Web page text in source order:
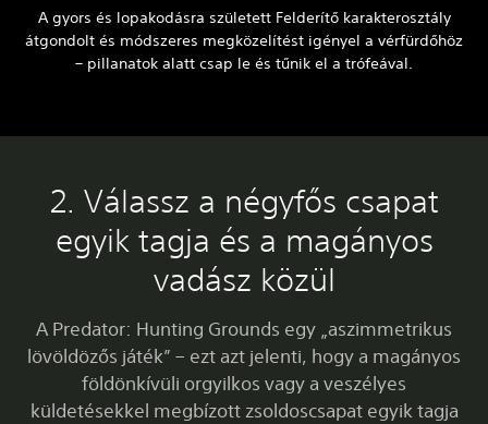
A gyors és lopakodásra született Felderítő karakterosztály
átgondolt és módszeres megközelítést igényel a vérfürdőhöz
– pillanatok alatt csap le és tűnik el a trófeával.
2. Válassz a négyfős csapat
egyik tagja és a magányos
vadász közül
A Predator: Hunting Grounds egy „aszimmetrikus
lövöldözős játék” – ezt azt jelenti, hogy a magányos
földönkívüli orgyilkos vagy a veszélyes
küldetésekkel megbízott zsoldoscsapat egyik tagja